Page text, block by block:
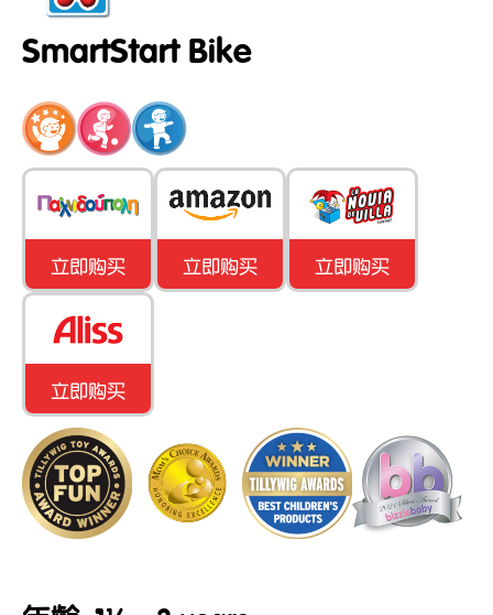
SmartStart Bike
立即购买 立即购买 立即购买
立即购买